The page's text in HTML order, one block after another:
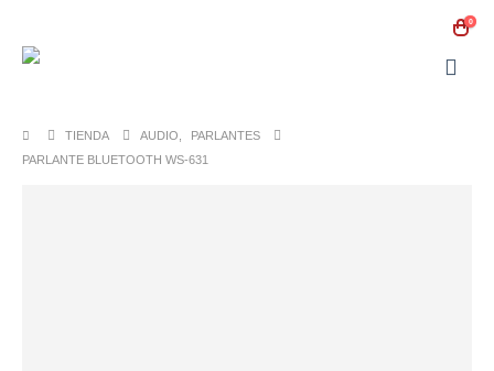
0
TIENDA AUDIO
PARLANTES
PARLANTE BLUETOOTH WS-631